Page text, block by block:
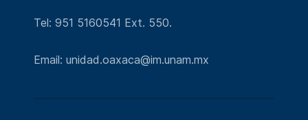
Tel: 951 5160541 Ext. 550.
Email: unidad.oaxaca@im.unam.mx